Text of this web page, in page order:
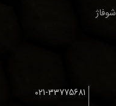
021-33775681